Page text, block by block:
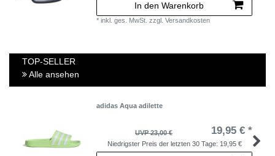
In den Warenkorb
*inkl. ges. MwSt. zzgl.Versandkosten
TOP-SELLER
Alle ansehen
adidas Aqua adilette
UVP 23,00 € 19,95 € *
Niedrigster Preis der letzten 30 Tage: 19,95 €